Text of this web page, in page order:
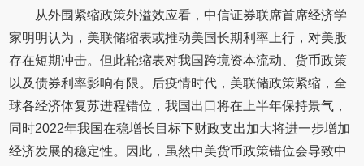
从外围紧缩政策外溢效应看，中信证券联席首席经济学
家明明认为，美联储缩表或推动美国长期利率上行，对美股
存在短期冲击。但此轮缩表对我国跨境资本流动、货币政策
以及债券利率影响有限。后疫情时代，美联储政策紧缩，全
球各经济体复苏进程错位，我国出口将在上半年保持景气，
同时2022年我国在稳增长目标下财政支出加大将进一步增加
经济发展的稳定性。因此，虽然中美货币政策错位会导致中